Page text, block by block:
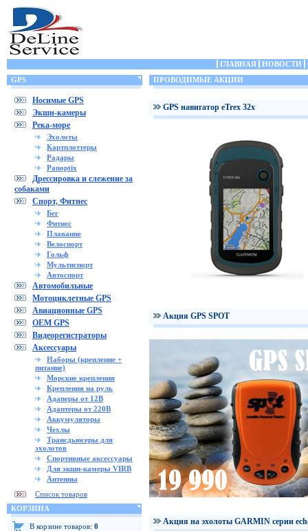
ГЛАВНАЯ НОВОСТИ
GPS
Носимые GPS
Экшн-камеры
Река-море
Эхолоты
Картплоттеры
Радары
Panoptix
Дрессировка и слежение за
собаками
Спорт, Фитнес
Бег
Фитнес
Плавание
Велоспорт
Гольф
Мультиспорт
Автоспорт
Автомобильные
Мотоциклетные GPS
Авиационные GPS
OEM GPS
Видеорегистраторы
Аксессуары
Наборы (крепление +
питание)
Морские крепления
Крепления на руль
Адаперы от 12В
Адаптеры от 220В
Аккумуляторы
Чехлы
Трансдьюсеры для
эхолотов
Спортивные аксессуары
Для экшн-камеры VIRB
Антенны
Список товаров
КОРЗИНА
В корзине товаров: 0
ПРОВОДИМЫЕ АКЦИИ
GPS навигатор eTrex 32x
Акция GPS SPOT
Акция на эхолоты GARMIN серии